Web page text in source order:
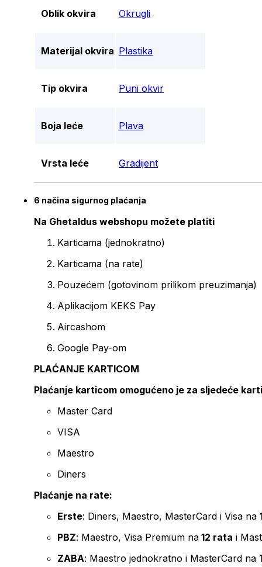
Oblik okvira Okrugli
Materijal okvira Plastika
Tip okvira Puni okvir
Boja leće Plava
Vrsta leće Gradijent
6 načina sigurnog plaćanja
Na Ghetaldus webshopu možete platiti
Karticama (jednokratno)
Karticama (na rate)
Pouzećem (gotovinom prilikom preuzimanja)
Aplikacijom KEKS Pay
Aircashom
Google Pay-om
PLAĆANJE KARTICOM
Plaćanje karticom omogućeno je za sljedeće
Master Card
VISA
Maestro
Diners
Plaćanje na rate:
Erste: Diners, Maestro, MasterCard i Visa na
PBZ: Maestro, Visa Premium na 12 rata i
ZABA: Maestro jednokratno i MasterCard na